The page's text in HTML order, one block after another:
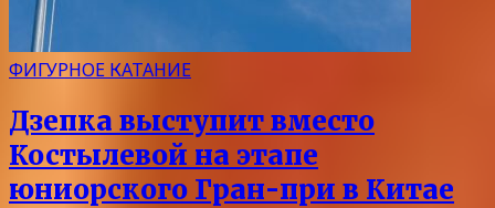
ФИГУРНОЕ КАТАНИЕ
Дзепка выступит вместо
Костылевой на этапе
юниорского Гран-при в Китае